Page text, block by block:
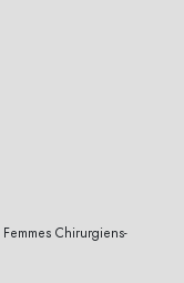
Chirurgiens-